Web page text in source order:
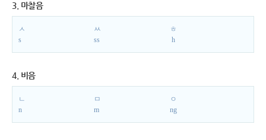
3. 마찰음
ㅅ
s
ㅆ
ss
ㅎ
h
4. 비음
ㄴ
n
ㅁ
m
ㅇ
ng